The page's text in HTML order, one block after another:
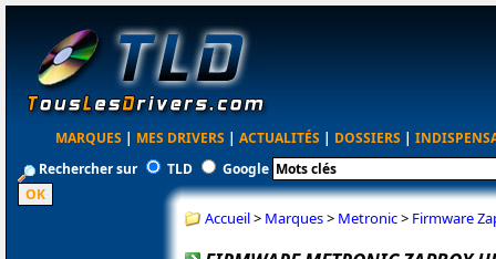
MARQUES | MES DRIVERS | ACTUALITÉS | DOSSIERS |
Rechercher sur
TLD Google
Accueil> Marques> Metronic> Firmware